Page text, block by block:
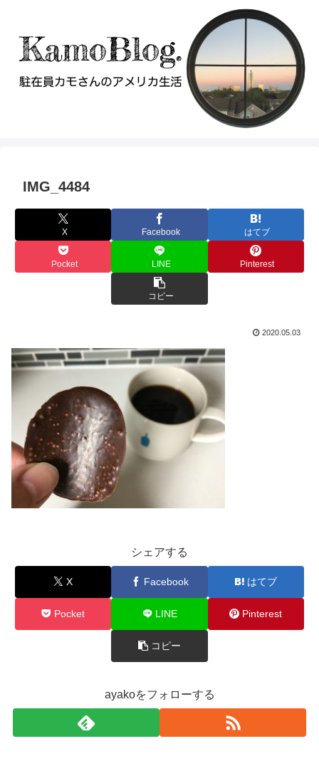
IMG_4484
X Facebook はてブ
Pocket LINE Pinterest
コピー
2020.05.03
シェアする
X Facebook はてブ
Pocket LINE Pinterest
コピー
ayakoをフォローする